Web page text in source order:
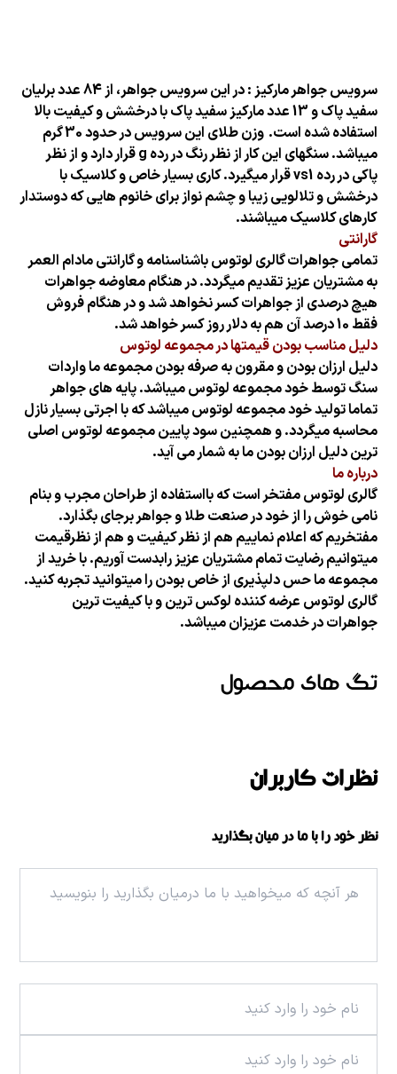
سرویس جواهر مارکیز : در این سرویس جواهر، از 84 عدد برلیان
سفید پاک و 13 عدد مارکیز سفید پاک با درخشش و کیفیت بالا
استفاده شده است.
وزن طلای این سرویس در حدود 30 گرم
میباشد. سنگهای این کار از نظر رنگ در رده g قرار دارد و از نظر
پاکی در رده vs1 قرار میگیرد. کاری بسیار خاص و کلاسیک با
درخشش و تلالویی زیبا و چشم نواز برای خانوم هایی که دوستدار
کارهای کلاسیک میباشند.
گارانتی
تمامی جواهرات گالری لوتوس باشناسنامه و گارانتی مادام العمر
به مشتریان عزیز تقدیم میگردد. در هنگام معاوضه جواهرات
هیچ درصدی از جواهرات کسر نخواهد شد و در هنگام فروش
فقط 10 درصد آن هم به دلار روز کسر خواهد شد.
دلیل مناسب بودن قیمتها در مجموعه لوتوس
دلیل ارزان بودن و مقرون به صرفه بودن مجموعه ما واردات
سنگ توسط خود مجموعه لوتوس میباشد. پایه های جواهر
تماما تولید خود مجموعه لوتوس میباشد که با اجرتی بسیار نازل
محاسبه میگردد. و همچنین سود پایین مجموعه لوتوس اصلی
ترین دلیل ارزان بودن ما به شمار می آید.
درباره ما
گالری لوتوس مفتخر است که بااستفاده از طراحان مجرب و بنام
نامی خوش را از خود در صنعت طلا و جواهر برجای بگذارد.
مفتخریم که اعلام نماییم هم از نظر کیفیت و هم از نظرقیمت
میتوانیم رضایت تمام مشتریان عزیز رابدست آوریم. با خرید از
مجموعه ما حس دلپذیری از خاص بودن را میتوانید تجربه کنید.
گالری لوتوس عرضه کننده لوکس ترین و با کیفیت ترین
جواهرات در خدمت عزیزان میباشد.
تگ های محصول
نظرات کاربران
نظر خود را با ما در میان بگذارید